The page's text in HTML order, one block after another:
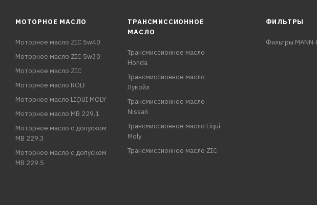
МОТОРНОЕ МАСЛО
Моторное масло ZIC 5w40
Моторное масло ZIC 5w30
Моторное масло ZIC
Моторное масло ROLF
Моторное масло LIQUI MOLY
Моторное масло MB 229.1
Моторное масло с допуском
MB 229.3
Моторное масло с допуском
MB 229.5
ТРАНСМИССИОННОЕ
МАСЛО
Трансмиссионное масло
Honda
Трансмиссионное масло
Лукойл
Трансмиссионное масло
Nissan
Трансмиссионное масло Liqui
Moly
Трансмиссионное масло ZIC
ФИЛЬТРЫ
Фильтры MANN-